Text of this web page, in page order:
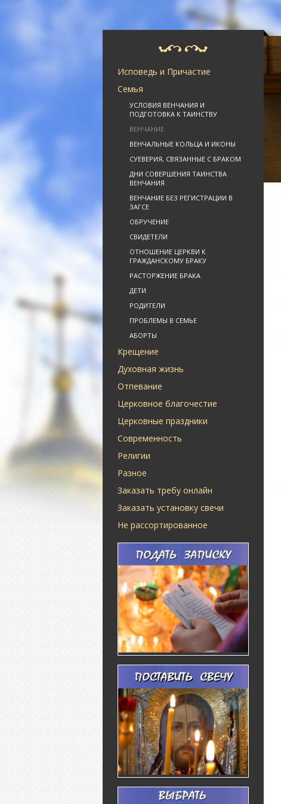
Исповедь и Причастие
Семья
УСЛОВИЯ ВЕНЧАНИЯ И
ПОДГОТОВКА К ТАИНСТВУ
ВЕНЧАНИЕ
ВЕНЧАЛЬНЫЕ КОЛЬЦА И ИКОНЫ
СУЕВЕРИЯ, СВЯЗАННЫЕ С БРАКОМ
ДНИ СОВЕРШЕНИЯ ТАИНСТВА
ВЕНЧАНИЯ
ВЕНЧАНИЕ БЕЗ РЕГИСТРАЦИИ В
ЗАГСЕ
ОБРУЧЕНИЕ
СВИДЕТЕЛИ
ОТНОШЕНИЕ ЦЕРКВИ К
ГРАЖДАНСКОМУ БРАКУ
РАСТОРЖЕНИЕ БРАКА
ДЕТИ
РОДИТЕЛИ
ПРОБЛЕМЫ В СЕМЬЕ
АБОРТЫ
Крещение
Духовная жизнь
Отпевание
Церковное благочестие
Церковные праздники
Современность
Религии
Разное
Заказать требу онлайн
Заказать установку свечи
Не рассортированное